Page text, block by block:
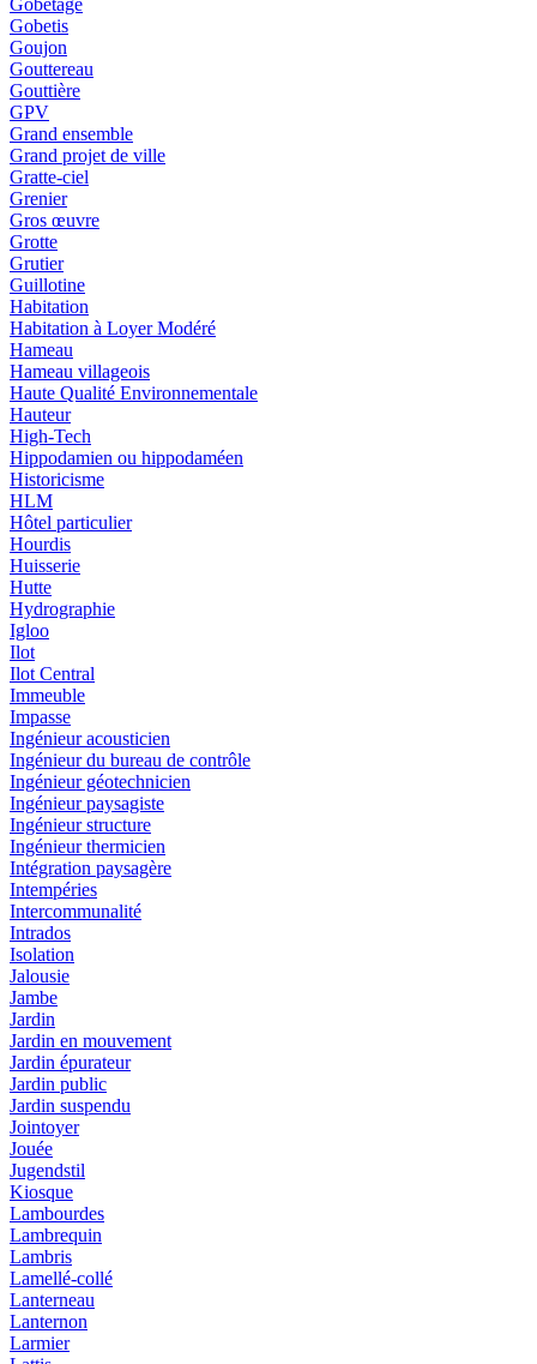
Gobetage
Gobetis
Goujon
Gouttereau
Gouttière
GPV
Grand ensemble
Grand projet de ville
Gratte-ciel
Grenier
Gros œuvre
Grotte
Grutier
Guillotine
Habitation
Habitation à Loyer Modéré
Hameau
Hameau villageois
Haute Qualité Environnementale
Hauteur
High-Tech
Hippodamien ou hippodaméen
Historicisme
HLM
Hôtel particulier
Hourdis
Huisserie
Hutte
Hydrographie
Igloo
Ilot
Ilot Central
Immeuble
Impasse
Ingénieur acousticien
Ingénieur du bureau de contrôle
Ingénieur géotechnicien
Ingénieur paysagiste
Ingénieur structure
Ingénieur thermicien
Intégration paysagère
Intempéries
Intercommunalité
Intrados
Isolation
Jalousie
Jambe
Jardin
Jardin en mouvement
Jardin épurateur
Jardin public
Jardin suspendu
Jointoyer
Jouée
Jugendstil
Kiosque
Lambourdes
Lambrequin
Lambris
Lamellé-collé
Lanterneau
Lanternon
Larmier